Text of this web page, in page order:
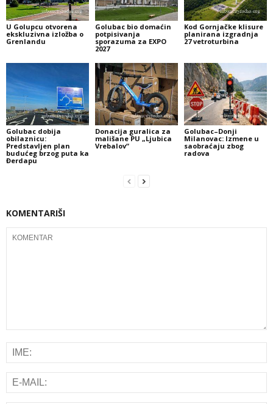
U Golupcu otvorena
ekskluzivna izložba o
Grenlandu
Golubac bio domaćin
potpisivanja
sporazuma za EXPO
2027
Kod Gornjačke klisure
planirana izgradnja
27 vetroturbina
Golubac dobija
obilaznicu:
Predstavljen plan
budućeg brzog puta ka
Đerdapu
Donacija guralica za
mališane PU „Ljubica
Vrebalov“
Golubac–Donji
Milanovac: Izmene u
saobraćaju zbog
radova
KOMENTARIŠI